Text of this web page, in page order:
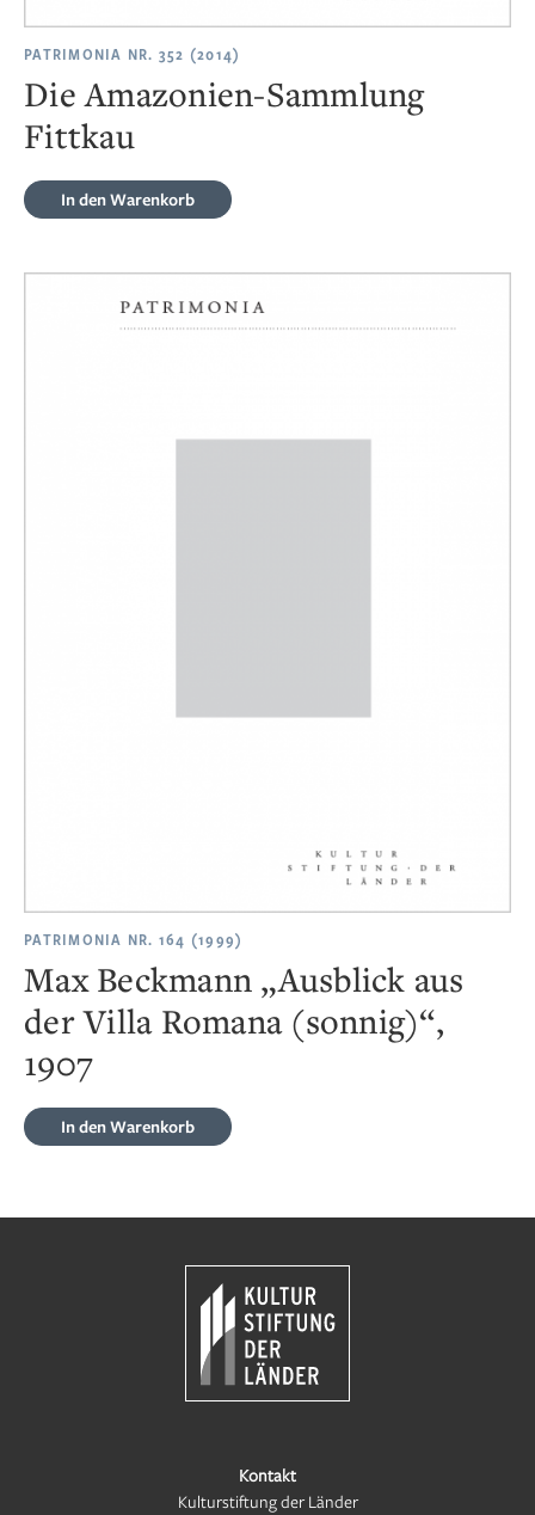
PATRIMONIA NR. 352 (2014)
Die Amazonien-Sammlung
Fittkau
In den Warenkorb
PATRIMONIA NR. 164 (1999)
Max Beckmann „Ausblick aus
der Villa Romana (sonnig)“,
1907
In den Warenkorb
Kontakt
Kulturstiftung der Länder